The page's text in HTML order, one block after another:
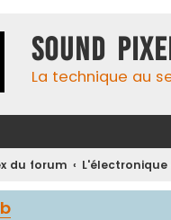
Sound
La technique au
du forum